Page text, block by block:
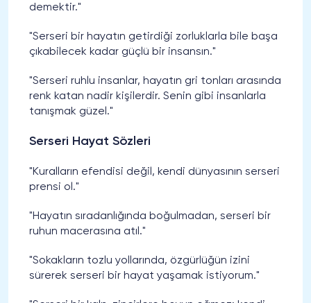
demektir."
"Serseri bir hayatın getirdiği zorluklarla bile başa
çıkabilecek kadar güçlü bir insansın."
"Serseri ruhlu insanlar, hayatın gri tonları arasında
renk katan nadir kişilerdir. Senin gibi insanlarla
tanışmak güzel."
Serseri Hayat Sözleri
"Kuralların efendisi değil, kendi dünyasının serseri
prensi ol."
"Hayatın sıradanlığında boğulmadan, serseri bir
ruhun macerasına atıl."
"Sokakların tozlu yollarında, özgürlüğün izini
sürerek serseri bir hayat yaşamak istiyorum."